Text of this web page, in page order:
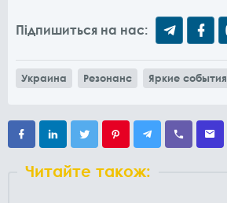
Підпишиться на нас:
Украина Резонанс Яркие события
Читайте також: